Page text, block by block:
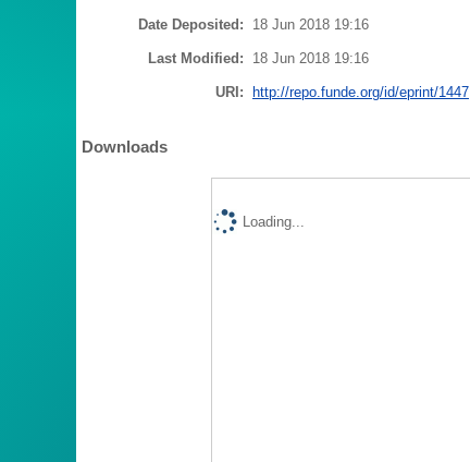
Date Deposited: 18 Jun 2018 19:16
Last Modified: 18 Jun 2018 19:16
URI: http://repo.funde.org/id/eprint/1447
Downloads
Loading...